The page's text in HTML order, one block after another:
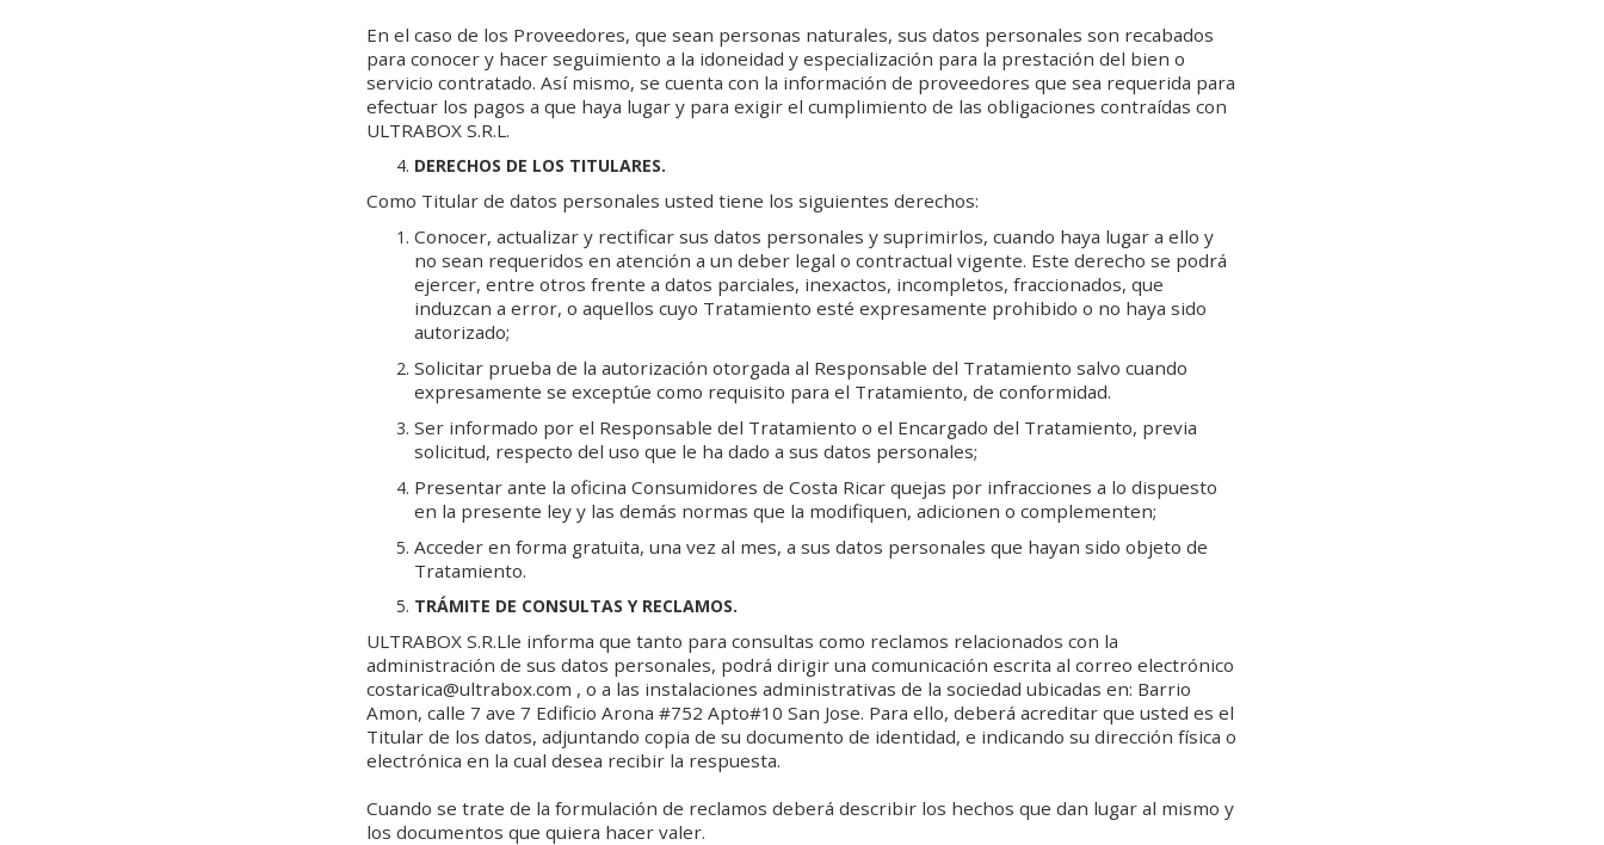
En el caso de los Proveedores, que sean personas naturales, sus datos personales son recabados
para conocer y hacer seguimiento a la idoneidad y especialización para la prestación del bien o
servicio contratado. Así mismo, se cuenta con la información de proveedores que sea requerida para
efectuar los pagos a que haya lugar y para exigir el cumplimiento de las obligaciones contraídas con
ULTRABOX S.R.L.
DERECHOS DE LOS TITULARES.
Como Titular de datos personales usted tiene los siguientes derechos:
Conocer, actualizar y rectificar sus datos personales y suprimirlos, cuando haya lugar a ello y
no sean requeridos en atención a un deber legal o contractual vigente. Este derecho se podrá
ejercer, entre otros frente a datos parciales, inexactos, incompletos, fraccionados, que
induzcan a error, o aquellos cuyo Tratamiento esté expresamente prohibido o no haya sido
autorizado;
Solicitar prueba de la autorización otorgada al Responsable del Tratamiento salvo cuando
expresamente se exceptúe como requisito para el Tratamiento, de conformidad.
Ser informado por el Responsable del Tratamiento o el Encargado del Tratamiento, previa
solicitud, respecto del uso que le ha dado a sus datos personales;
Presentar ante la oficina Consumidores de Costa Ricar quejas por infracciones a lo dispuesto
en la presente ley y las demás normas que la modifiquen, adicionen o complementen;
Acceder en forma gratuita, una vez al mes, a sus datos personales que hayan sido objeto de
Tratamiento.
TRÁMITE DE CONSULTAS Y RECLAMOS.
ULTRABOX S.R.Lle informa que tanto para consultas como reclamos relacionados con la
administración de sus datos personales, podrá dirigir una comunicación escrita al correo electrónico
costarica@ultrabox.com , o a las instalaciones administrativas de la sociedad ubicadas en: Barrio
Amon, calle 7 ave 7 Edificio Arona #752 Apto#10 San Jose. Para ello, deberá acreditar que usted es el
Titular de los datos, adjuntando copia de su documento de identidad, e indicando su dirección física o
electrónica en la cual desea recibir la respuesta.
Cuando se trate de la formulación de reclamos deberá describir los hechos que dan lugar al mismo y
los documentos que quiera hacer valer.